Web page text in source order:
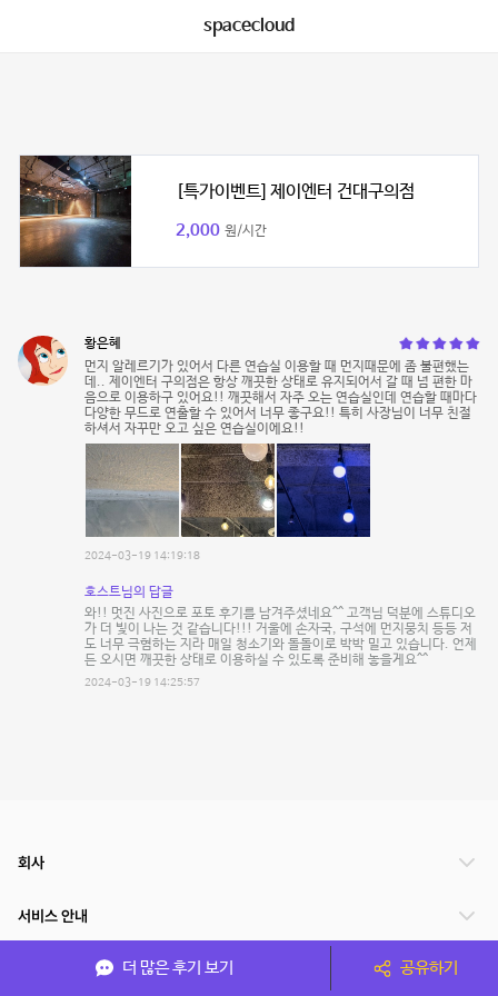
spacecloud
[특가이벤트] 제이엔터 건대구의점
2,000 원/시간
황은혜
먼지 알레르기가 있어서 다른 연습실 이용할 때 먼지때문에 좀 불편했는
데.. 제이엔터 구의점은 항상 깨끗한 상태로 유지되어서 갈 때 넘 편한 마
음으로 이용하구 있어요!! 깨끗해서 자주 오는 연습실인데 연습할 때마다
다양한 무드로 연출할 수 있어서 너무 좋구요!! 특히 사장님이 너무 친절
하셔서 자꾸만 오고 싶은 연습실이에요!!
2024-03-19 14:19:18
호스트님의 답글
와!! 멋진 사진으로 포토 후기를 남겨주셨네요^^ 고객님 덕분에 스튜디오
가 더 빛이 나는 것 같습니다!!! 거울에 손자국, 구석에 먼지뭉치 등등 저
도 너무 극혐하는 지라 매일 청소기와 돌돌이로 박박 밀고 있습니다. 언제
든 오시면 깨끗한 상태로 이용하실 수 있도록 준비해 놓을게요^^
2024-03-19 14:25:57
더 많은 후기 보기 공유하기
회사
서비스 안내